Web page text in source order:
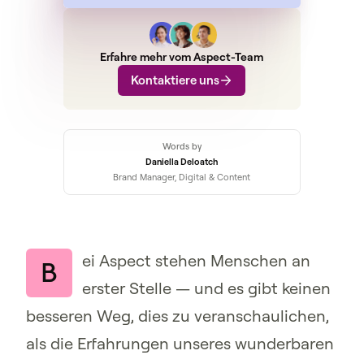
Erfahre mehr vom Aspect-Team
Kontaktiere uns
Words by
Daniella Deloatch
Brand Manager, Digital & Content
B
ei Aspect stehen Menschen an
erster Stelle — und es gibt keinen
besseren Weg, dies zu veranschaulichen,
als die Erfahrungen unseres wunderbaren